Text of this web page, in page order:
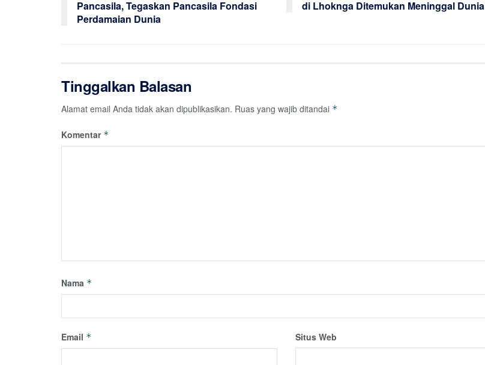
Pancasila, Tegaskan Pancasila Fondasi
Perdamaian Dunia
di Lhoknga Ditemukan Meninggal Dunia
Tinggalkan Balasan
Alamat email Anda tidak akan dipublikasikan. Ruas yang wajib ditandai *
Komentar *
Nama *
Email * Situs Web